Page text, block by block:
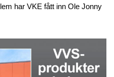
har VKE fått inn Ole Jonny